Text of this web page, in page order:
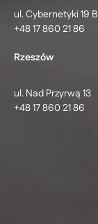
ul. Cybernetyki 19 B
+48 17 860 21 86
Rzeszów
ul. Nad Przyrwą 13
+48 17 860 21 86